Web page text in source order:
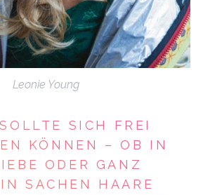
Leonie Young
SICH FREI
KÖNNEN – OB IN
ODER GANZ
SACHEN HAARE